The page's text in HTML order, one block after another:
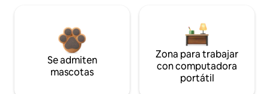
Se admiten
mascotas
Zona para trabajar
con computadora
portátil